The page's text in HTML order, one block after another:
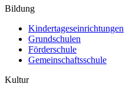
Bildung
Kindertageseinrichtungen
Grundschulen
Förderschule
Gemeinschaftsschule
Kultur